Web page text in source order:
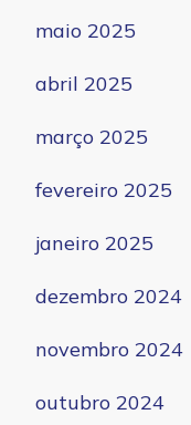
maio 2025
abril 2025
março 2025
fevereiro 2025
janeiro 2025
dezembro 2024
novembro 2024
outubro 2024